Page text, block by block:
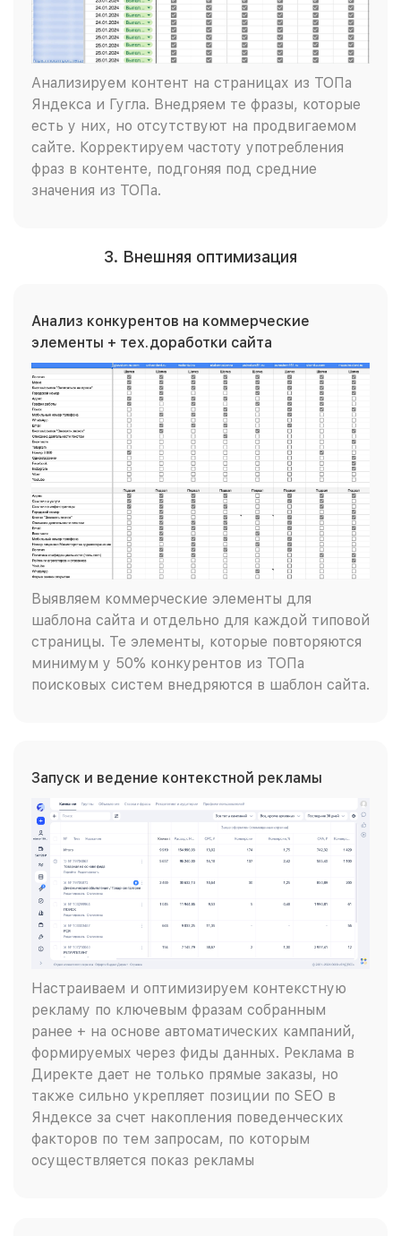
Анализируем контент на страницах из ТОПа
Яндекса и Гугла. Внедряем те фразы, которые
есть у них, но отсутствуют на продвигаемом
сайте. Корректируем частоту употребления
фраз в контенте, подгоняя под средние
значения из ТОПа.
3. Внешняя оптимизация
Анализ конкурентов на коммерческие
элементы + тех.доработки сайта
Выявляем коммерческие элементы для
шаблона сайта и отдельно для каждой типовой
страницы. Те элементы, которые повторяются
минимум у 50% конкурентов из ТОПа
поисковых систем внедряются в шаблон сайта.
Запуск и ведение контекстной рекламы
Настраиваем и оптимизируем контекстную
рекламу по ключевым фразам собранным
ранее + на основе автоматических кампаний,
формируемых через фиды данных. Реклама в
Директе дает не только прямые заказы, но
также сильно укрепляет позиции по SEO в
Яндексе за счет накопления поведенческих
факторов по тем запросам, по которым
осуществляется показ рекламы